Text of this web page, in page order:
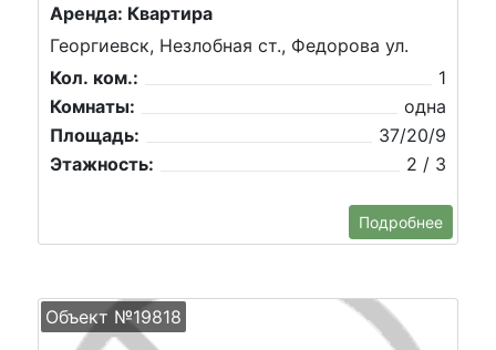
Аренда: Квартира
Георгиевск, Незлобная ст., Федорова ул.
Кол. ком.:
1
Комнаты:
одна
Площадь:
37/20/9
Этажность:
2 / 3
Подробнее
Объект №19818